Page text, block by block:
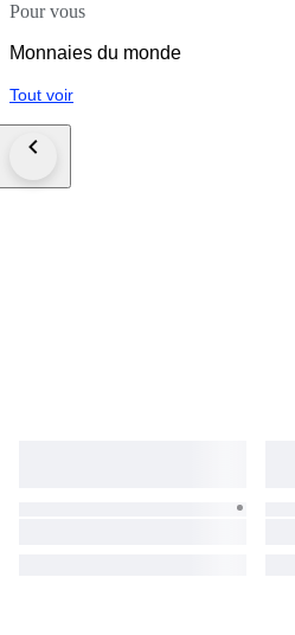
Pour vous
Monnaies du monde
Tout voir